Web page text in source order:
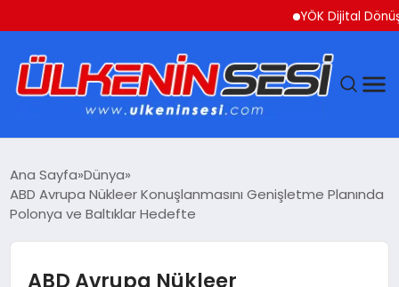
YÖK Dijital Dönüşüm
EKONOMI
Ana Sayfa Dünya
ABD Avrupa Nükleer Konuşlanmasını Genişletme Planında
Polonya ve Baltıklar Hedefte
ABD Avrupa Nükleer